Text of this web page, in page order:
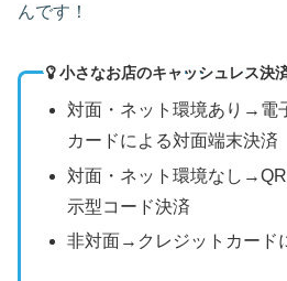
んです！
小さなお店のキャッシュレス決
対面・ネット環境あり→電
カードによる対面端末決済
対面・ネット環境なし
示型コード決済
非対面→クレジットカード